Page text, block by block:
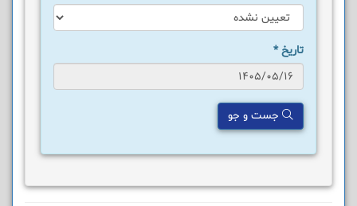
تاریخ*
جست و جو